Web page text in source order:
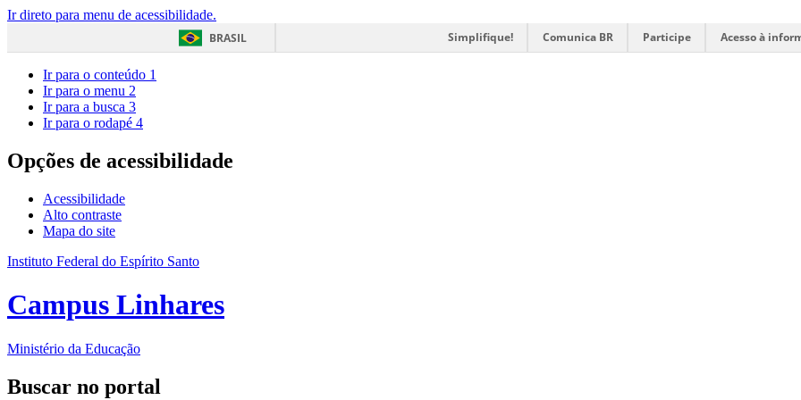
Ir direto para menu de acessibilidade.
BRASIL
Simplifique! Comunica BR Participe Acesso à
Ir para o conteúdo 1
Ir para o menu 2
Ir para a busca 3
Ir para o rodapé 4
Opções de acessibilidade
Acessibilidade
Alto contraste
Mapa do site
Instituto Federal do Espírito Santo
Campus Linhares
Ministério da Educação
Buscar no portal